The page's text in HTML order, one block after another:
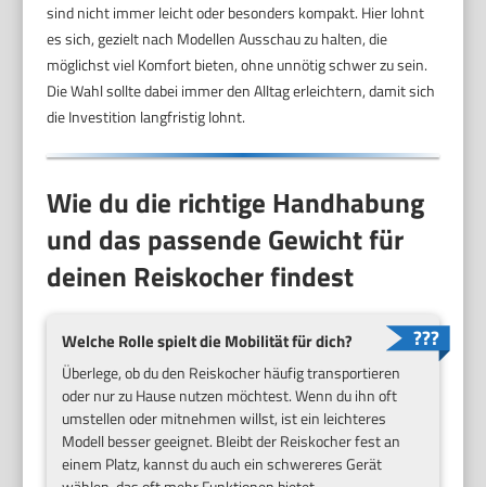
sind nicht immer leicht oder besonders kompakt. Hier lohnt
es sich, gezielt nach Modellen Ausschau zu halten, die
möglichst viel Komfort bieten, ohne unnötig schwer zu sein.
Die Wahl sollte dabei immer den Alltag erleichtern, damit sich
die Investition langfristig lohnt.
Wie du die richtige Handhabung
und das passende Gewicht für
deinen Reiskocher findest
Welche Rolle spielt die Mobilität für dich?
Überlege, ob du den Reiskocher häufig transportieren
oder nur zu Hause nutzen möchtest. Wenn du ihn oft
umstellen oder mitnehmen willst, ist ein leichteres
Modell besser geeignet. Bleibt der Reiskocher fest an
einem Platz, kannst du auch ein schwereres Gerät